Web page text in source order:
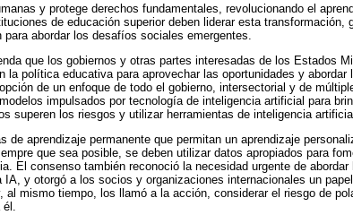
y protege derechos fundamentales, revolucionando el
de educación superior deben liderar esta transformación,
abordar los desafíos sociales emergentes.
que los gobiernos y otras partes interesadas de los Estados
la política educativa para aprovechar las oportunidades y abordar
de un enfoque de todo el gobierno, intersectorial y de
impulsados ​​por tecnología de inteligencia artificial para
superen los riesgos y utilizar herramientas de inteligencia artificial.
de aprendizaje permanente que permitan un aprendizaje
que sea posible, se deben utilizar datos apropiados para
El consenso también reconoció la necesidad urgente de abordar
y otorgó a los socios y organizaciones internacionales un
mismo tiempo, los llamó a la acción, considerar el riesgo de
él.